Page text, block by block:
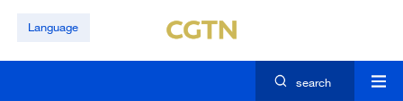
Language
search